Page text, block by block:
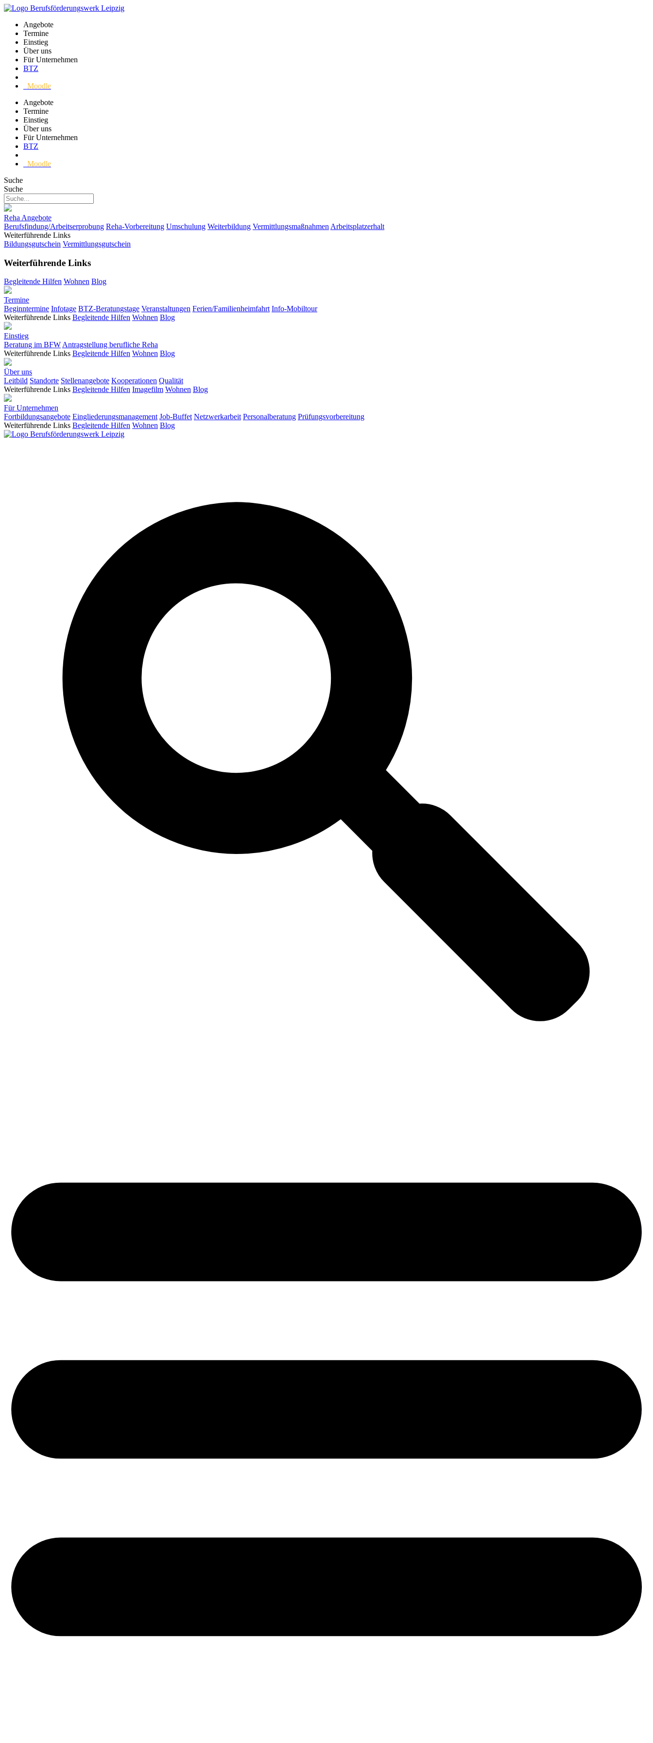
Angebote
Termine
Einstieg
Über uns
Für Unternehmen
BTZ
Moodle
Angebote
Termine
Einstieg
Über uns
Für Unternehmen
BTZ
Moodle
Suche
Suche
Reha Angebote
Berufsfindung/Arbeitserprobung Reha-Vorbereitung Umschulung Weiterbildung Vermittlungsmaßnahmen Arbeitsplatzerhalt
Weiterführende Links
Bildungsgutschein Vermittlungsgutschein
Weiterführende Links
Begleitende Hilfen Wohnen Blog
Termine
Beginntermine Infotage BTZ-Beratungstage Veranstaltungen Ferien/Familienheimfahrt Info-Mobiltour
Weiterführende Links Begleitende Hilfen Wohnen Blog
Einstieg
Beratung im BFWAntragstellung berufliche Reha
Weiterführende Links Begleitende Hilfen Wohnen Blog
Über uns
Leitbild Standorte Stellenangebote Kooperationen Qualität
Weiterführende Links Begleitende Hilfen Imagefilm Wohnen Blog
Für Unternehmen
Fortbildungsangebote Eingliederungsmanagement Job-Buffet Netzwerkarbeit Personalberatung Prüfungsvorbereitung
Weiterführende Links Begleitende Hilfen Wohnen Blog